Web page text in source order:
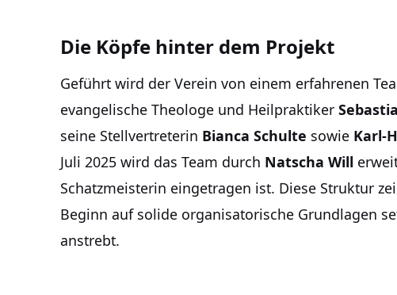
Die Köpfe hinter dem Projekt
Geführt wird der Verein von einem erfahrenen
evangelische Theologe und Heilpraktiker
seine Stellvertreterin Bianca Schulte sowie Karl-
Juli 2025 wird das Team durch Natscha Will
Schatzmeisterin eingetragen ist. Diese Struktur
Beginn auf solide organisatorische Grundlagen
anstrebt.